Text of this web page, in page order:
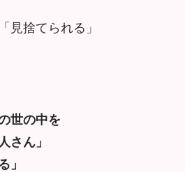
見捨てられる」
世の中を
さん」
」